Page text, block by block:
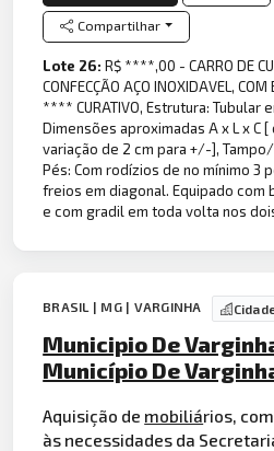
Compartilhar
Lote 26:R$ ****,00 - CARRO DE
CONFECÇÃO AÇO INOXIDAVEL,
**** CURATIVO, Estrutura: Tubular
Dimensões aproximadas A x L x C [
variação de 2 cm para +/-],
Pés: Com rodízios de no mínimo 3
freios em diagonal. Equipado com
e com gradil em toda volta nos
BRASIL | MG | VARGINHA
Municipio De
Município De
Aquisição de mobiliários,
às necessidades da